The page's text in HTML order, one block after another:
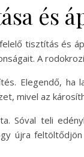
és
tisztítás és
A
Elegendő,
mivel az
Sóval teli
újra